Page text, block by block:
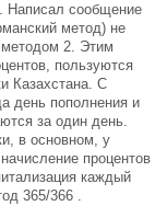
Написал сообщение
метод) не
методом 2. Этим
пользуются
Казахстана. С
день пополнения и
за один день.
в основном, у
процентов
каждый
365/366 .